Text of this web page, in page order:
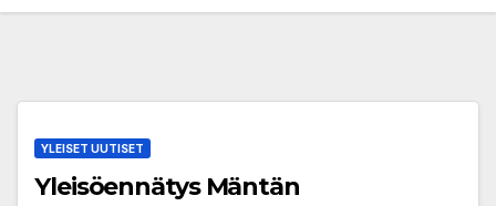
YLEISET UUTISET
Yleisöennätys Mäntän